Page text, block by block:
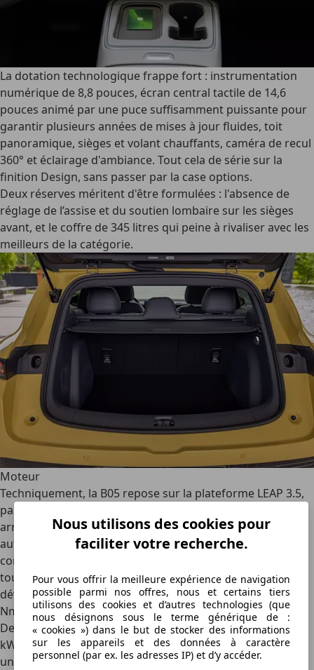
La dotation technologique frappe fort : instrumentation
numérique de 8,8 pouces, écran central tactile de 14,6
pouces animé par une puce suffisamment puissante pour
garantir plusieurs années de mises à jour fluides, toit
panoramique, sièges et volant chauffants, caméra de recul
360° et éclairage d'ambiance. Tout cela de série sur la
finition Design, sans passer par la case options.
Deux réserves méritent d'être formulées : l'absence de
réglage de l’assise et du soutien lombaire sur les sièges
avant, et le coffre de 345 litres qui peine à rivaliser avec les
meilleurs de la catégorie.
Moteur
Techniquement, la B05 repose sur la plateforme LEAP 3.5,
partagée avec le B10. Architecture 400 volts, propulsion
arrière exclusive et répartition des masses de 50:50 —
autant d'éléments qui posent les bases d'un
comportement dynamique soigné avant même d'avoir
tourné la clé ou sélectionné un rapport. Le moteur,
développé en interne par Leapmotor, délivre 218 ch et 240
Nm.
Deux configurations de batterie structurent l'offre : 55
kWh (net) pour 401 km d’autonomie, ou 65 kWh (net) pour
une autonomie maximale de 482 km (WLTP). La charge
Nous utilisons des cookies pour
faciliter votre recherche.
Pour vous offrir la meilleure expérience de navigation
possible parmi nos offres, nous et certains tiers
utilisons des cookies et d’autres technologies (que
nous désignons sous le terme générique de :
« cookies ») dans le but de stocker des informations
sur les appareils et des données à caractère
personnel (par ex. les adresses IP) et d’y accéder.